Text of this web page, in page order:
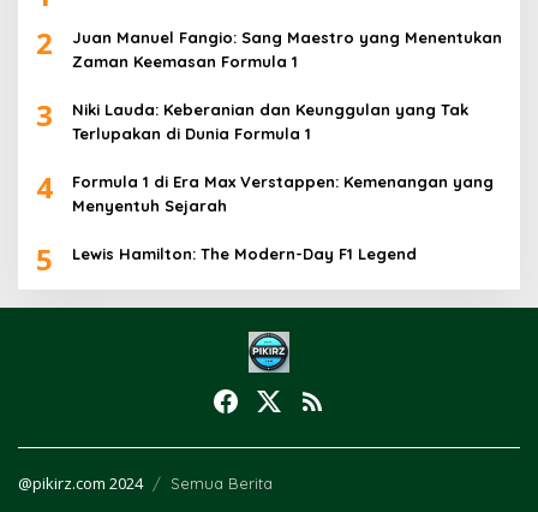
2
Juan Manuel Fangio: Sang Maestro yang Menentukan
Zaman Keemasan Formula 1
3
Niki Lauda: Keberanian dan Keunggulan yang Tak
Terlupakan di Dunia Formula 1
4
Formula 1 di Era Max Verstappen: Kemenangan yang
Menyentuh Sejarah
5 Lewis Hamilton: The Modern-Day F1 Legend
@pikirz.com 2024 Semua Berita